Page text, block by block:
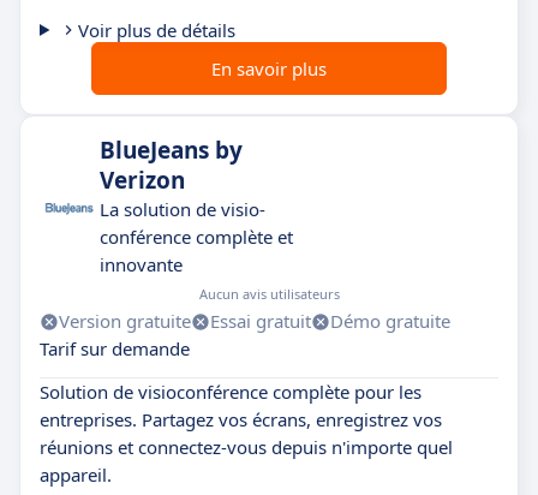
Voir plus de détails
En savoir plus
BlueJeans by
Verizon
La solution de visio-
conférence complète et
innovante
Aucun avis utilisateurs
Version gratuite Essai gratuit
Démo gratuite
Tarif sur demande
Solution de visioconférence complète pour les
entreprises. Partagez vos écrans, enregistrez vos
réunions et connectez-vous depuis n'importe quel
appareil.